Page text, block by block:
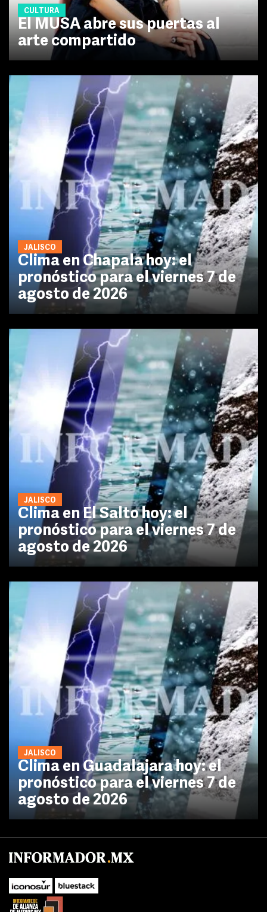
CULTURA
El MUSA abre sus puertas al
arte compartido
JALISCO
Clima en Chapala hoy: el
pronóstico para el viernes 7 de
agosto de 2026
JALISCO
Clima en El Salto hoy: el
pronóstico para el viernes 7 de
agosto de 2026
JALISCO
Clima en Guadalajara hoy: el
pronóstico para el viernes 7 de
agosto de 2026